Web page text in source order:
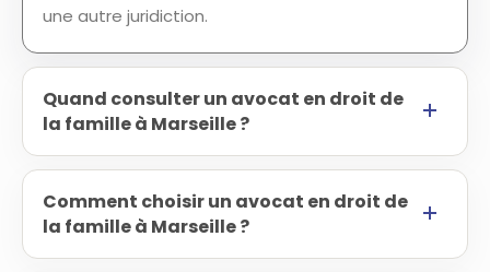
une autre juridiction.
Quand consulter un avocat en droit de
la famille à Marseille ?
Comment choisir un avocat en droit de
la famille à Marseille ?